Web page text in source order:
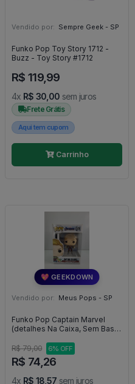
Vendido por: Sempre Geek - SP
Funko Pop Toy Story 1712 -
Buzz - Toy Story #1712
R$ 119,99
4x R$ 30,00 sem juros
Frete Grátis
Aqui tem cupom
Carrinho
💖 GEEKDOWN
Vendido por: Meus Pops - SP
Funko Pop Captain Marvel
(detalhes Na Caixa, Sem Base
R$ 79,00 6% OFF
R$ 74,26
4x R$ 18,57 sem juros